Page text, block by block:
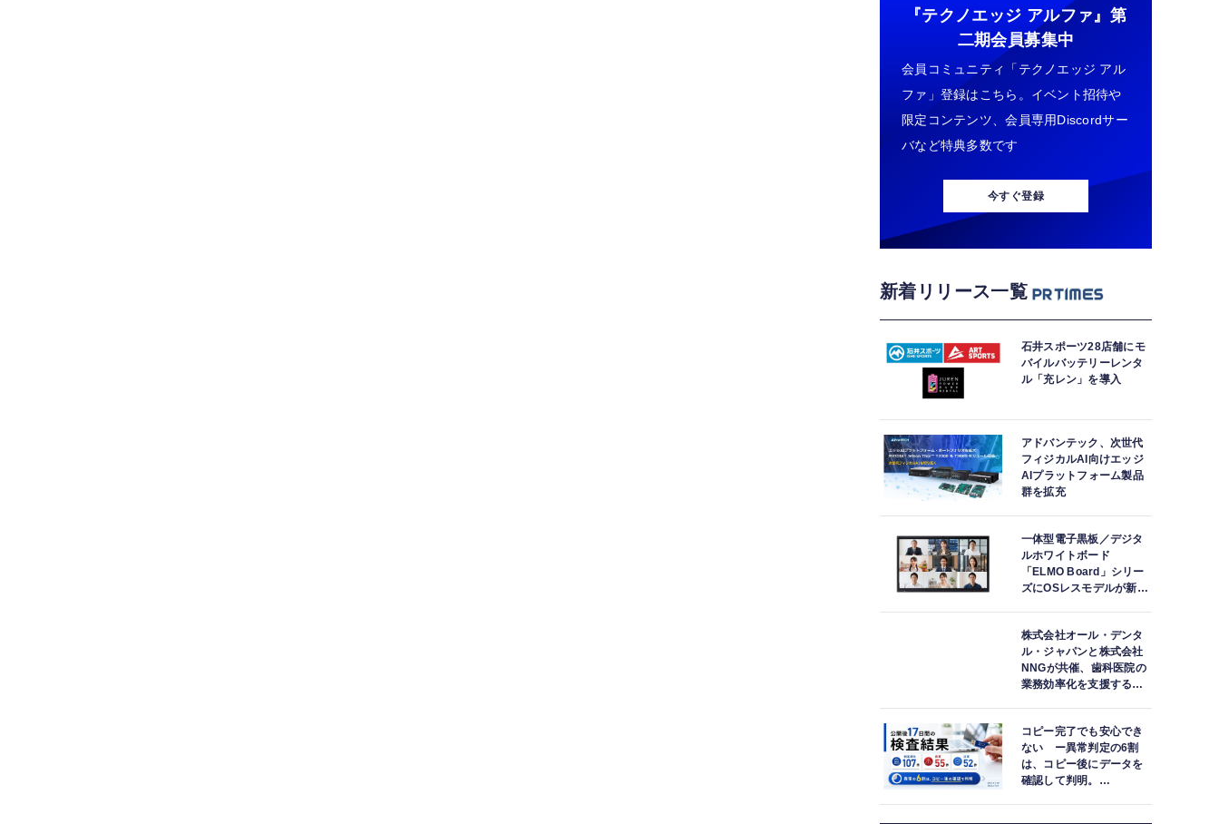
『テクノエッジ アルファ』 第
二期会員募集中
会員コミュニティ「テクノエッジ アル
ファ」登録はこちら。イベント招待や
限定コンテンツ、会員専用Discordサー
バなど特典多数です
今すぐ登録
新着リリース一覧
石井スポーツ28店舗にモ
バイルバッテリーレンタ
ル「充レン」を導入
アドバンテック、次世代
フィジカルAI向けエッジ
AIプラットフォーム製品
群を拡充
一体型電子黒板／デジタ
ルホワイトボード
「ELMO Board」シリー
ズにOSレスモデルが新登
株式会社オール・デンタ
ル・ジャパンと株式会社
NNGが共催、歯科医院の
業務効率化を支援する院
紹介
コピー完了でも安心でき
ない ー異常判定の6割
は、コピー後にデータを
確認して判明。